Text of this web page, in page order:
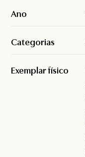
Ano
Categorias
Exemplar físico